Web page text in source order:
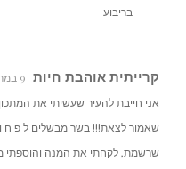
בריבוע
קרייתית אוהבת חיות 9 במרץ 2020 בשעה 3:33
אני חייבת להעיר שעשיתי את
שאמור לצאת!!! בשר מבשלים ל פ ח
שרשמת, לקחתי את המנה והוספתי